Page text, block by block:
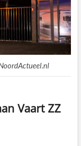
Vaart ZZ